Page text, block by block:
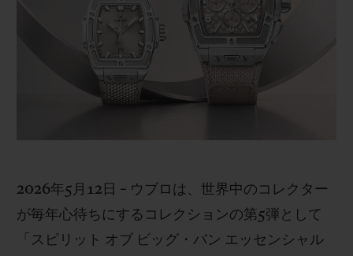
2026年5月12日 – ウブロは、世界中のコレクター
が毎年心待ちにするコレクションの第5弾として
「スピリット オブ ビッグ・バン エッセンシャル
5＋5年保証
送料＆返品無料
安全な決済